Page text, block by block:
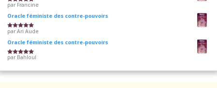
Note5
par Francine
Oracle féministe des contre-pouvoirs
Note5
par Ari Aude
Oracle féministe des contre-pouvoirs
Note5
par Bahloul